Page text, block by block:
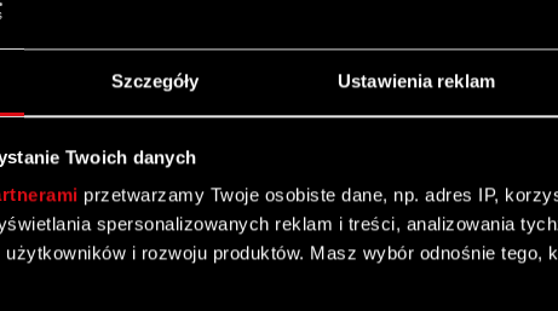
Szczegóły Ustawienia reklam
Twoich danych
przetwarzamy Twoje osobiste dane, np. adres IP,
spersonalizowanych reklam i treści, analizowania
i rozwoju produktów. Masz wybór odnośnie tego,
przez osoby pełniące obowiązki zarządcze
(dalej: „Spółka”), przekazuje do publicznej